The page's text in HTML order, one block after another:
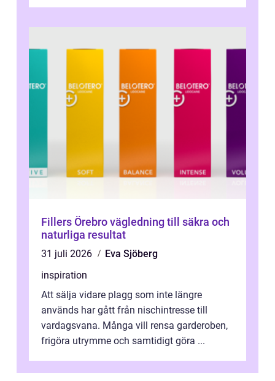
Fillers Örebro vägledning till säkra och
naturliga resultat
31 juli 2026
Eva Sjöberg
inspiration
Att sälja vidare plagg som inte längre
används har gått från nischintresse till
vardagsvana. Många vill rensa garderoben,
frigöra utrymme och samtidigt göra ...